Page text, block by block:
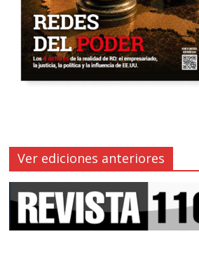
Ver ediciones anteriores